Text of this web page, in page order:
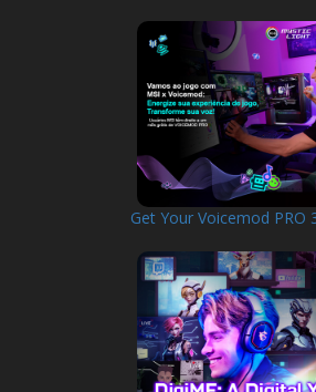
Get Your Voicemod PRO